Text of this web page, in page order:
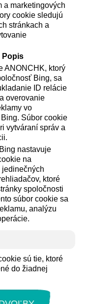
a marketingových
cookie sledujú
stránkach a
Popis
ANONCHK, ktorý
Bing, sa
ID relácie
overovanie
vo
Súbor cookie
vytváraní správ a
nastavuje
na
jedinečných
ktoré
spoločnosti
súbor cookie sa
analýzu
sú tie, ktoré
do žiadnej